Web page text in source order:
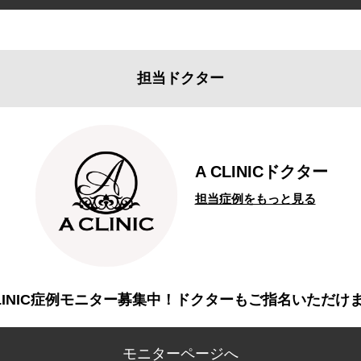
担当ドクター
A CLINICドクター
担当症例をもっと見る
症例モニター募集中！ドクターもご指名いただけ
モニターページへ